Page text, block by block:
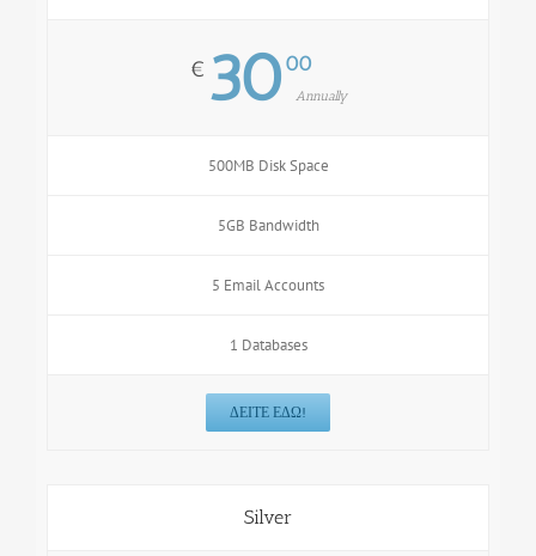
€ 30 00
Annually
500MB Disk Space
5GB Bandwidth
5 Email Accounts
1 Databases
ΔΕΊΤΕ ΕΔΏ!
Silver